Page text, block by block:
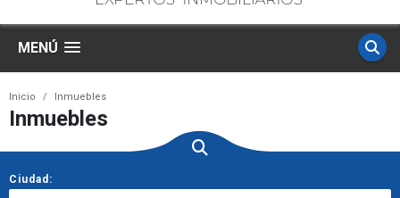
MENÚ
Inicio Inmuebles
Inmuebles
Ciudad: